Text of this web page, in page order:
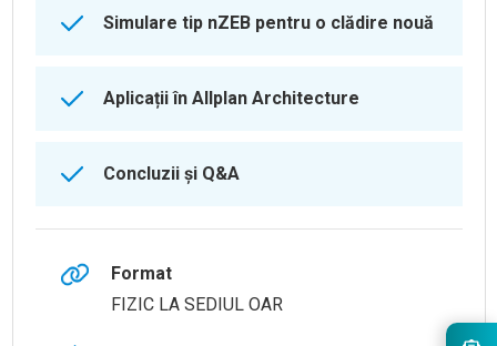
Simulare tip nZEB pentru o clădire nouă
Aplicații în Allplan Architecture
Concluzii și Q&A
Format
FIZIC LA SEDIUL OAR